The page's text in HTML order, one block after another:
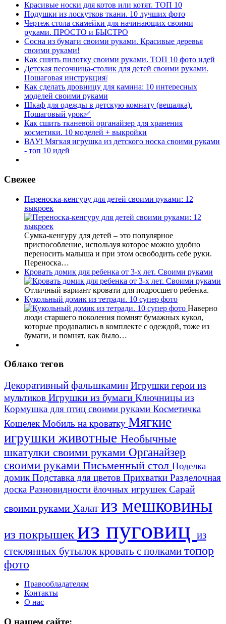
Красивые носки для котов или котят. ТОП 10
Подушки из лоскутков ткани. 10 лучших фото
Чертеж стола скамейки для начинающих своими
руками. ПРОСТО и БЫСТРО
Сосна из бумаги своими руками. Красивые деревья
своими руками!
Как сшить пилотку своими руками. ТОП 10 фото идей
Детская песочница-столик для детей своими руками.
Пошаговая инструкция❕
Как сделать дровницу для камина: 10 интересных
моделей своими руками
Шкаф для одежды в детскую комнату (вешалка).
Пошаговый урок✅
Как сшить тканевой органайзер для хранения
косметики. 10 моделей + выкройки
ВАУ! Мягкая игрушка из детского носка своими руками
- топ 10 идей
Свежее
Переноска-кенгуру для детей своими руками: 12
выкроек
Сумка-кенгуру для детей – это популярное
приспособление, используя которое можно удобно
переносить малыша и при этом освободить себе руки.
Переноска…
Кровать домик для ребенка от 3-х лет. Своими руками
Отличный вариант кровати для подросшего ребенка.
Кукольный домик из тетради. 10 супер фото
Наверно
люди старшего поколения помнят бумажных кукол,
которые продавались в комплекте с одеждой, тоже из
бумаги, и помнят, как было…
Облако тегов
Декоративный фальшкамин Игрушки герои из
мультиков Игрушки из бумаги Ключницы из
Кормушка для птиц своими руками Косметичка
Кошелек Мобиль на кроватку Мягкие
игрушки животные Необычные
шкатулки своими руками Органайзер
своими руками Письменный стол Поделка
домик Подставка для цветов Прихватки Разделочная
доска Разновидности ёлочных игрушек Сарай
своими руками Халат из мешковины
из покрышек из пуговиц из
стеклянных бутылоккровать с полками топор
фото
Правообладателям
Контакты
О нас
О нашем сайте: